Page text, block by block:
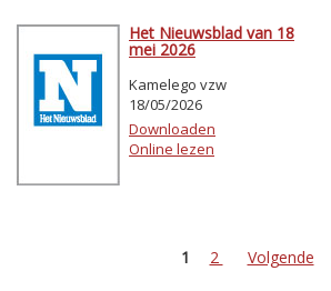
Het Nieuwsblad van 18
mei 2026
Kamelego vzw
18/05/2026
Downloaden
Online lezen
1 2 Volgende